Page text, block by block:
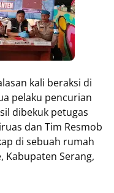
kali beraksi di
pelaku pencurian
dibekuk petugas
dan Tim Resmob
di sebuah rumah
Kabupaten Serang,